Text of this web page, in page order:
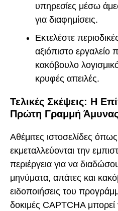
υπηρεσίες μέσω
για διαφημίσεις.
Εκτελέστε
αξιόπιστο εργαλείο
κακόβουλο
κρυφές απειλές.
Τελικές Σκέψεις: Η
Πρώτη Γραμμή
Αθέμιτες ιστοσελίδες
εκμεταλλεύονται την
περιέργεια για να
μηνύματα, απάτες και
ειδοποιήσεις του
δοκιμές CAPTCHA μπορεί